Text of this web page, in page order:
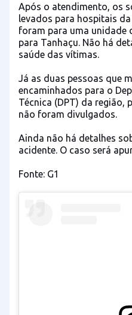
Após o atendimento, os
levados para hospitais
foram para uma unidade
para Tanhaçu. Não há
saúde das vítimas.
Já as duas pessoas que
encaminhados para o
Técnica (DPT) da região,
não foram divulgados.
Ainda não há detalhes
acidente. O caso será
Fonte: G1